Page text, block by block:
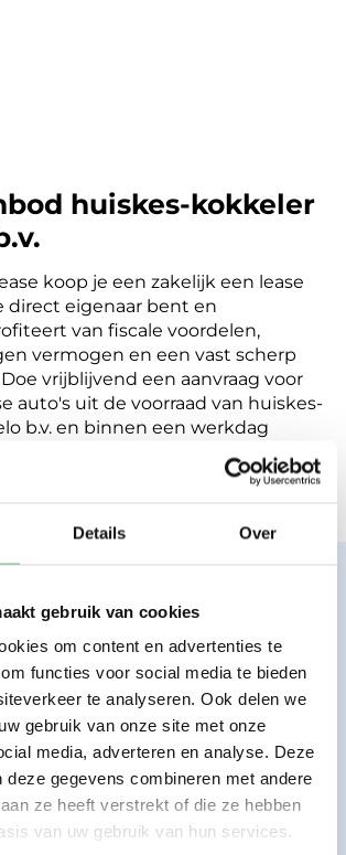
Details Over
gebruik van cookies
om content en advertenties te
functies voor social media te bieden
te analyseren. Ook delen we
gebruik van onze site met onze
media, adverteren en analyse. Deze
deze gegevens combineren met andere
ze heeft verstrekt of die ze hebben
van uw gebruik van hun services.
huiskes-kokkeler
koop je een zakelijk een lease
direct eigenaar bent en
van fiscale voordelen,
vermogen en een vast scherp
vrijblijvend een aanvraag voor
auto's uit de voorraad van huiskes-
b.v. en binnen een werkdag
op de mogelijkheden
Lease.
transparant, vertrouwd.
Bekijk lease aanbod